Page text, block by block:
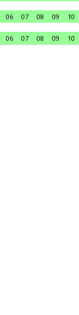
06 07 08 09 10
06 07 08 09 10